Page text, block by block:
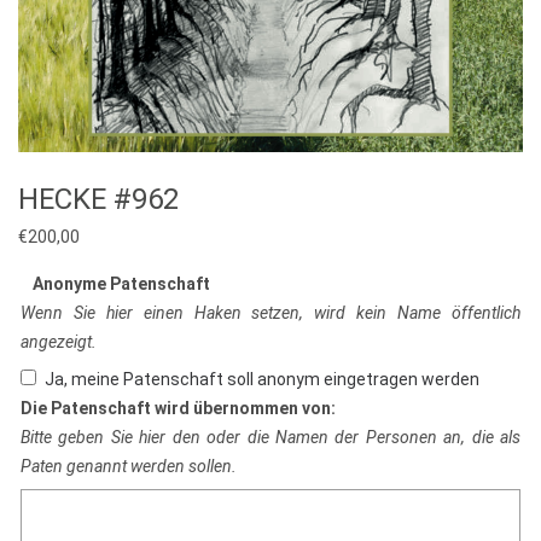
HECKE #962
€200,00
Anonyme Patenschaft
Wenn Sie hier einen Haken setzen, wird kein Name öffentlich
angezeigt.
Ja, meine Patenschaft soll anonym eingetragen werden
Die Patenschaft wird übernommen von:
Bitte geben Sie hier den oder die Namen der Personen an, die als
Paten genannt werden sollen.